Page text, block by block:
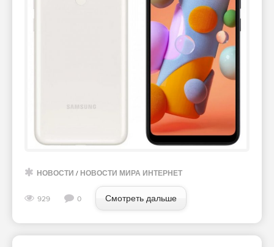
НОВОСТИ / НОВОСТИ МИРА ИНТЕРНЕТ
929 0 Смотреть дальше